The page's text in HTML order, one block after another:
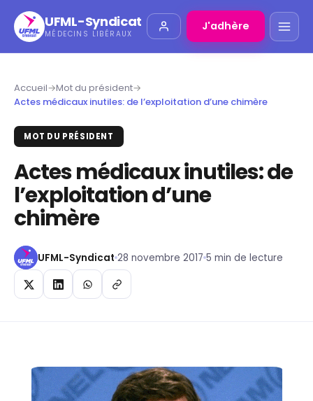
UFML-Syndicat
MÉDECINS LIBÉRAUX
J'adhère
Accueil→Mot du président→
Actes médicaux inutiles: de l’exploitation d’une chimère
MOT DU PRÉSIDENT
Actes médicaux inutiles: de
l’exploitation d’une
chimère
UFML-Syndicat 28 novembre 2017 5 min de lecture